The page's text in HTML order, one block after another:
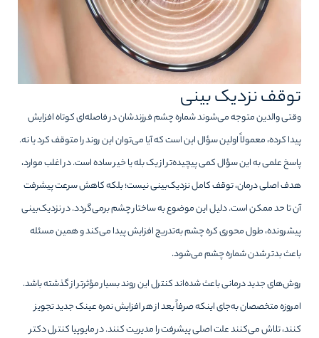
توقف نزدیک بینی
وقتی والدین متوجه می‌شوند شماره چشم فرزندشان در فاصله‌ای کوتاه افزایش
پیدا کرده، معمولاً اولین سؤال این است که آیا می‌توان این روند را متوقف کرد یا نه.
پاسخ علمی به این سؤال کمی پیچیده‌تر از یک بله یا خیر ساده است. در اغلب موارد،
هدف اصلی درمان، توقف کامل نزدیک‌بینی نیست؛ بلکه کاهش سرعت پیشرفت
آن تا حد ممکن است. دلیل این موضوع به ساختار چشم برمی‌گردد. در نزدیک‌بینی
پیشرونده، طول محوری کره چشم به‌تدریج افزایش پیدا می‌کند و همین مسئله
باعث بدتر شدن شماره چشم می‌شود.
روش‌های جدید درمانی باعث شده‌اند کنترل این روند بسیار مؤثرتر از گذشته باشد.
امروزه متخصصان به‌جای اینکه صرفاً بعد از هر افزایش نمره عینک جدید تجویز
کنند، تلاش می‌کنند علت اصلی پیشرفت را مدیریت کنند. در مایوپیا کنترل دکتر